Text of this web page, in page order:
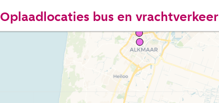
Oplaadlocaties bus en vrachtverkeer